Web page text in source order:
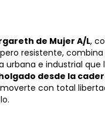
de Mujer A/L,
resistente,
urbana e industrial que
desde la
con total